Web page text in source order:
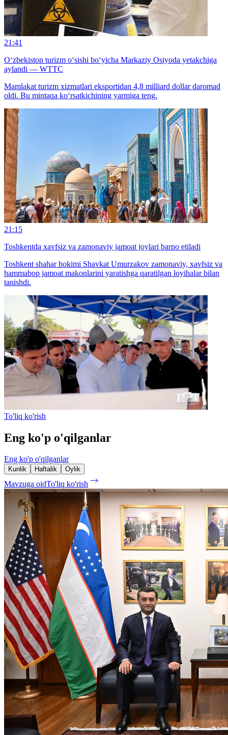
21:41
O‘zbekiston turizm o‘sishi bo‘yicha Markaziy Osiyoda yetakchiga
aylandi — WTTC
Mamlakat turizm xizmatlari eksportidan 4,8 milliard dollar daromad
oldi. Bu mintaqa ko‘rsatkichining yarmiga teng.
21:15
Toshkentda xavfsiz va zamonaviy jamoat joylari barpo etiladi
Toshkent shahar hokimi Shavkat Umurzakov zamonaviy, xavfsiz va
hammabop jamoat makonlarini yaratishga qaratilgan loyihalar bilan
tanishdi.
To'liq ko'rish
Eng ko'p o'qilganlar
Eng ko'p o'qilganlar
Kunlik Haftalik Oylik
Mavzuga oidTo'liq ko'rish